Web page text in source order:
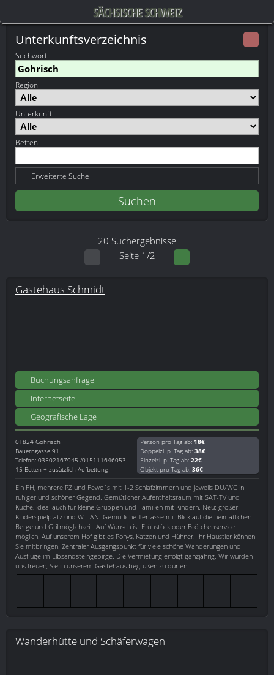
SÄCHSISCHE SCHWEIZ
Unterkunftsverzeichnis
Suchwort:
Region:
Unterkunft:
Betten:
Erweiterte Suche
20 Suchergebnisse
Seite 1/2
Gästehaus Schmidt
Buchungsanfrage
Internetseite
Geografische Lage
01824 Gohrisch
Bauerngasse 91
Telefon: 03502167945 /015111646053
15 Betten + zusätzlich Aufbettung
Person pro Tag ab: 18€
Doppelzi. p. Tag ab: 38€
Einzelzi. p. Tag ab: 22€
Objekt pro Tag ab: 36€
Ein FH, mehrere PZ und Fewo`s mit 1-2 Schlafzimmern und jeweils DU/WC in
ruhiger und schöner Gegend. Gemütlicher Aufenthaltsraum mit SAT-TV und
Küche, ideal auch für kleine Gruppen und Familien mit Kindern. Neu: großer
Kinderspielplatz und W-LAN. Gemütliche Terrasse mit Blick auf die heimatlichen
Berge und Grillmöglichkeit. Auf Wunsch ist Frühstück oder Brötchenservice
möglich. Auf unserem Hof gibt es Ponys, Katzen und Hühner. Ihr Haustier können
Sie mitbringen. Zentraler Ausgangspunkt für viele schöne Wanderungen und
Ausflüge im Elbsandsteingebirge. Die Vermietung erfolgt ganzjährig. Wir würden
uns freuen, Sie in unserem Gästehaus begrüßen zu dürfen!
Wanderhütte und Schäferwagen